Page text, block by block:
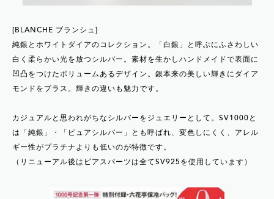
[BLANCHE ブランシュ]
純銀とホワイトダイアのコレクション。「白銀」と呼ぶにふさわしい
白く柔らかい光を放つシルバー。素材を生かしハンドメイドで表面に
凹凸をつけたボリュームあるデザイン。銀本来の美しい輝きにダイア
モンドをプラス。輝きの違いも魅力です。
カジュアルと思われがちなシルバーをジュエリーとして。SV1000と
は「純銀」・「ピュアシルバー」とも呼ばれ、変色しにくく、アレル
ギー性がプラチナよりも低いのが特徴です。
（リニューアル後はピアスパーツは全てSV925を使用しています）